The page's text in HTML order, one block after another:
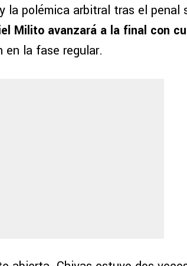
la polémica arbitral tras el penal
Milito avanzará a la final con
en la fase regular.